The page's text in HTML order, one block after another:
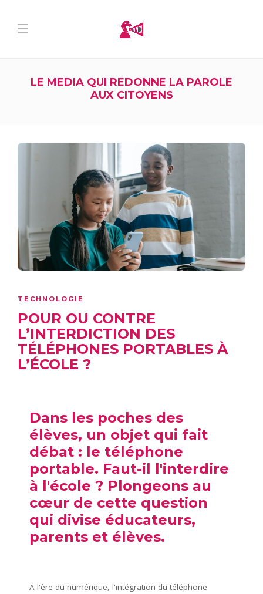
LE MEDIA QUI REDONNE LA PAROLE
AUX CITOYENS
TECHNOLOGIE
POUR OU CONTRE
L’INTERDICTION DES
TÉLÉPHONES PORTABLES À
L’ÉCOLE ?
Dans les poches des
élèves, un objet qui fait
débat : le téléphone
portable. Faut-il l'interdire
à l'école ? Plongeons au
cœur de cette question
qui divise éducateurs,
parents et élèves.
A l'ère du numérique, l'intégration du téléphone